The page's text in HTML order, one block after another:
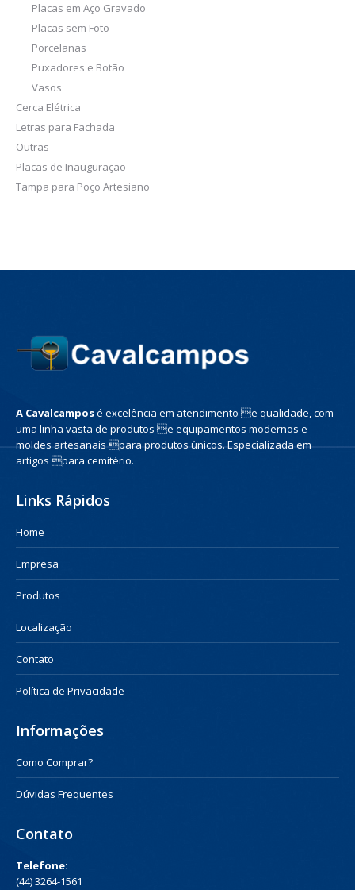
Placas em Aço Gravado
Placas sem Foto
Porcelanas
Puxadores e Botão
Vasos
Cerca Elétrica
Letras para Fachada
Outras
Placas de Inauguração
Tampa para Poço Artesiano
A Cavalcamposé excelência em atendimento e qualidade, com
uma linha vasta de produtos e equipamentos modernos e
moldes artesanais para produtos únicos. Especializada em
artigos para cemitério.
Links Rápidos
Home
Empresa
Produtos
Localização
Contato
Política de Privacidade
Informações
Como Comprar?
Dúvidas Frequentes
Contato
Telefone:
(44) 3264-1561